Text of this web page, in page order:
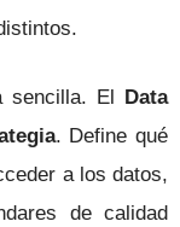
sencilla. El
Data
. Define qué
a los datos,
de calidad